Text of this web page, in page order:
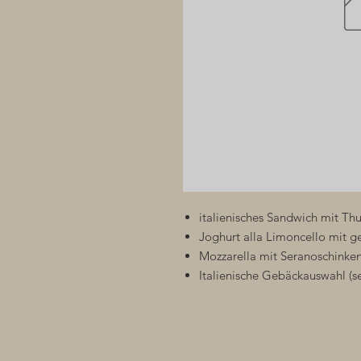
italienisches Sandwich mit
Joghurt alla Limoncello mit
Mozzarella mit
Italienische Gebäckauswahl